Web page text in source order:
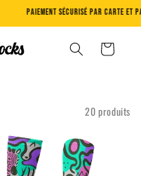
PAIEMENT SÉCURISÉ PAR CARTE ET PAYPAL
Panier
20 produits